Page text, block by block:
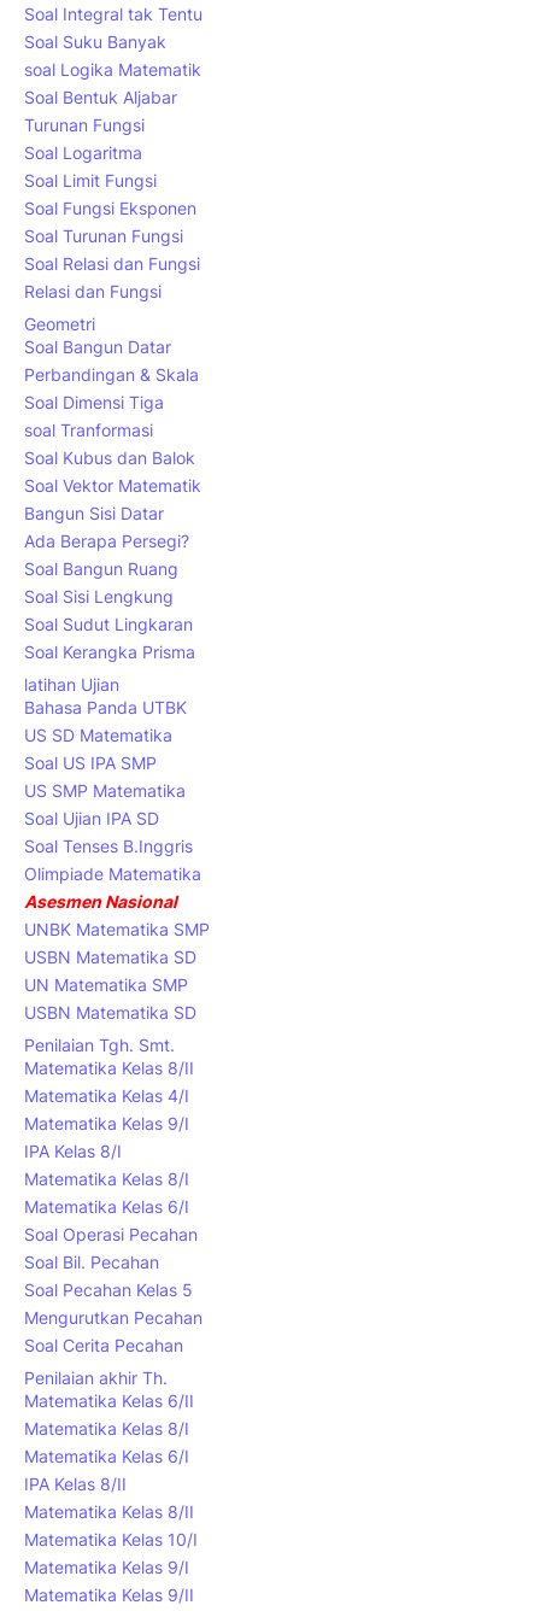
Soal Integral tak Tentu
Soal Suku Banyak
soal Logika Matematik
Soal Bentuk Aljabar
Turunan Fungsi
Soal Logaritma
Soal Limit Fungsi
Soal Fungsi Eksponen
Soal Turunan Fungsi
Soal Relasi dan Fungsi
Relasi dan Fungsi
Geometri
Soal Bangun Datar
Perbandingan & Skala
Soal Dimensi Tiga
soal Tranformasi
Soal Kubus dan Balok
Soal Vektor Matematik
Bangun Sisi Datar
Ada Berapa Persegi?
Soal Bangun Ruang
Soal Sisi Lengkung
Soal Sudut Lingkaran
Soal Kerangka Prisma
latihan Ujian
Bahasa Panda UTBK
US SD Matematika
Soal US IPA SMP
US SMP Matematika
Soal Ujian IPA SD
Soal Tenses B.Inggris
Olimpiade Matematika
Asesmen Nasional
UNBK Matematika SMP
USBN Matematika SD
UN Matematika SMP
USBN Matematika SD
Penilaian Tgh. Smt.
Matematika Kelas 8/II
Matematika Kelas 4/I
Matematika Kelas 9/I
IPA Kelas 8/I
Matematika Kelas 8/I
Matematika Kelas 6/I
Soal Operasi Pecahan
Soal Bil. Pecahan
Soal Pecahan Kelas 5
Mengurutkan Pecahan
Soal Cerita Pecahan
Penilaian akhir Th.
Matematika Kelas 6/II
Matematika Kelas 8/I
Matematika Kelas 6/I
IPA Kelas 8/II
Matematika Kelas 8/II
Matematika Kelas 10/I
Matematika Kelas 9/I
Matematika Kelas 9/II